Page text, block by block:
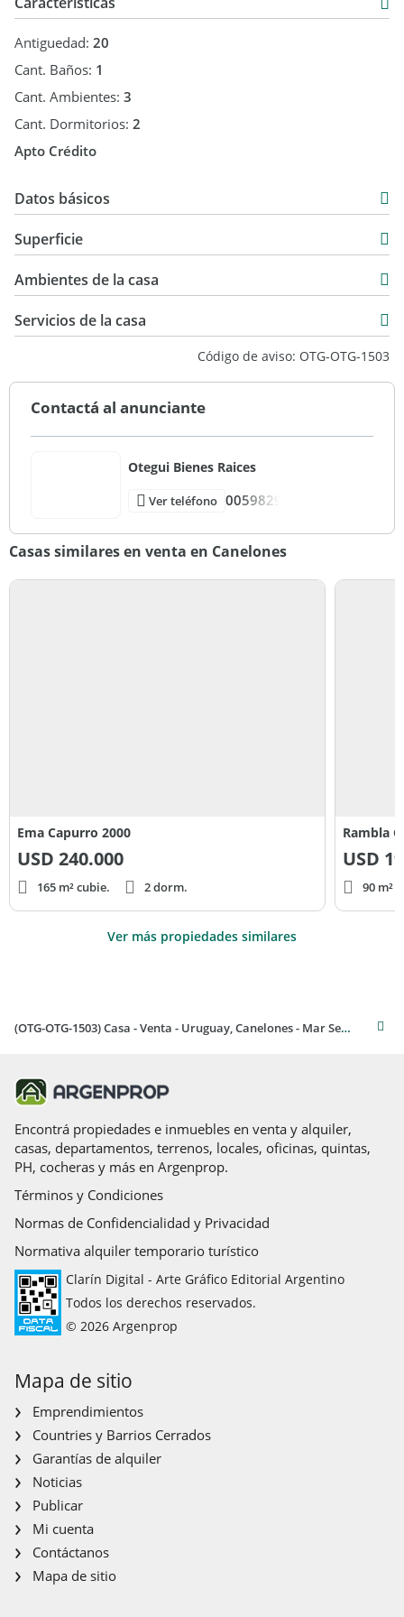
* Actualmente alquilada hasta mediados de 2020 .
* Consulte ahora y coordine su visita , ideal inversion NO SE
Antiguedad: 20
Cant. Baños: 1
Cant. Ambientes: 3
Cant. Dormitorios: 2
Apto Crédito
Datos básicos
Venta
USD 190.000
Superficie
210 m2
100 m2
Ambientes de la casa
Servicios de la casa
Código de aviso: OTG-OTG-1503
Contactá al anunciante
Otegui Bienes Raices
Ver teléfono 0059829
Casas similares en venta en Canelones
Ema Capurro 2000
USD 240.000
165 m² cubie. 2 dorm.
Rambla
USD
90 m²
Ver más propiedades similares
(OTG-OTG-1503) Casa - Venta - Uruguay, Canelones - Mar Sereno 1111
Encontrá propiedades e inmuebles en venta y alquiler,
casas, departamentos, terrenos, locales, oficinas, quintas,
PH, cocheras y más en Argenprop.
Términos y Condiciones
Normas de Confidencialidad y Privacidad
Normativa alquiler temporario turístico
Clarín Digital - Arte Gráfico Editorial Argentino
Todos los derechos reservados.
© 2026 Argenprop
Mapa de sitio
Emprendimientos
Countries y Barrios Cerrados
Garantías de alquiler
Noticias
Publicar
Mi cuenta
Contáctanos
Mapa de sitio